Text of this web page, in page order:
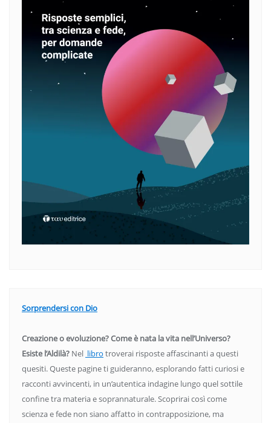
Sorprendersi con Dio
Creazione o evoluzione? Come è nata la vita nell’Universo?
Esiste l’Aldilà? Nel libro troverai risposte affascinanti a questi
quesiti. Queste pagine ti guideranno, esplorando fatti curiosi e
racconti avvincenti, in un’autentica indagine lungo quel sottile
confine tra materia e soprannaturale. Scoprirai così come
scienza e fede non siano affatto in contrapposizione, ma